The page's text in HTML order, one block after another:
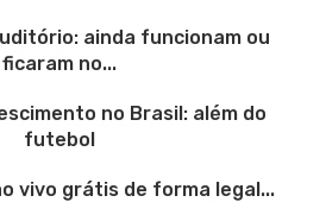
ainda funcionam ou
ficaram no...
no Brasil: além do
futebol
vivo grátis de forma legal...